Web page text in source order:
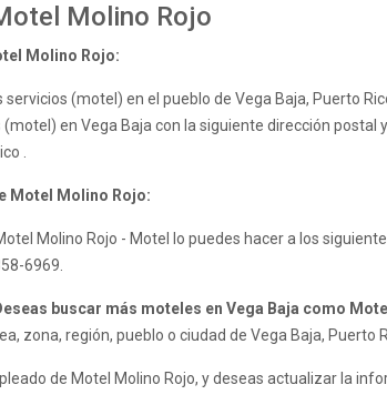
Molino Rojo
Molino Rojo:
(motel) en el pueblo de Vega Baja, Puerto
en Vega Baja con la siguiente dirección postal
.
Motel Molino Rojo:
Molino Rojo - Motel lo puedes hacer a los
6969.
buscar más moteles en Vega Baja como
zona, región, pueblo o ciudad de Vega Baja, Puerto
de Motel Molino Rojo, y deseas actualizar la